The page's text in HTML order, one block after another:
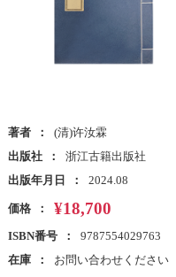
著者
(清)许汝霖
出版社
浙江古籍出版社
出版年月日
2024.08
価格 ¥18,700
ISBN番号
9787554029763
在庫
お問い合わせください